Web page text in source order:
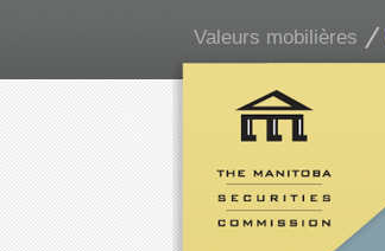
Valeurs mobilières